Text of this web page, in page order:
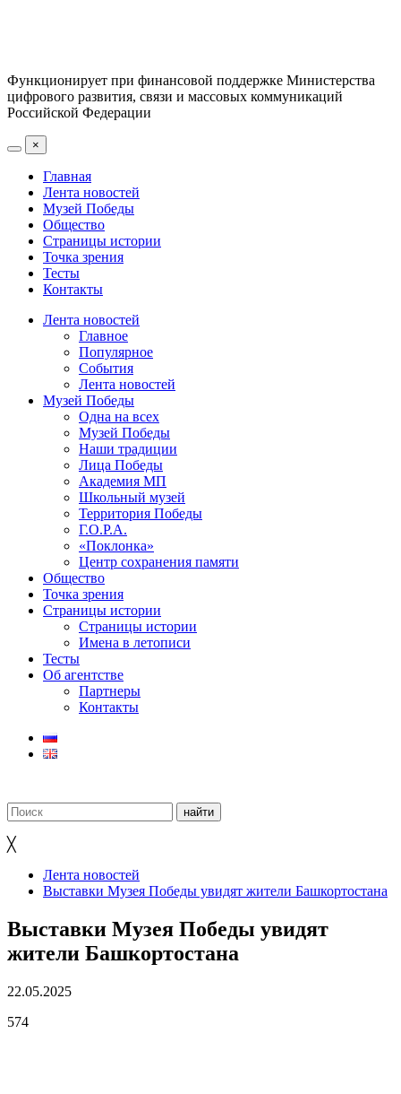
Функционирует при финансовой поддержке Министерства
цифрового развития, связи и массовых коммуникаций
Российской Федерации
×
Главная
Лента новостей
Музей Победы
Общество
Страницы истории
Точка зрения
Тесты
Контакты
Лента новостей
Главное
Популярное
События
Лента новостей
Музей Победы
Одна на всех
Музей Победы
Наши традиции
Лица Победы
Академия МП
Школьный музей
Территория Победы
Г.О.Р.А.
«Поклонка»
Центр сохранения памяти
Общество
Точка зрения
Страницы истории
Страницы истории
Имена в летописи
Тесты
Об агентстве
Партнеры
Контакты
╳
Лента новостей
Выставки Музея Победы увидят жители Башкортостана
Выставки Музея Победы увидят
жители Башкортостана
22.05.2025
574